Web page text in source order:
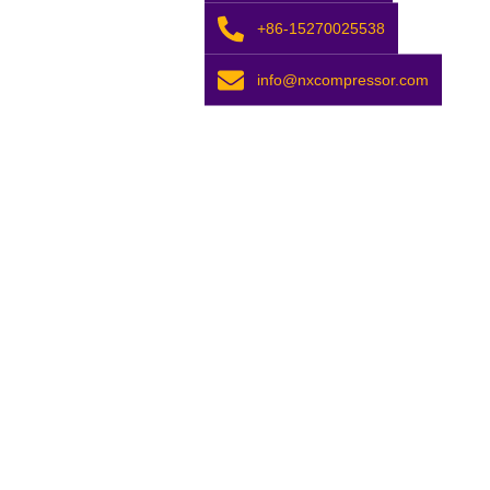
+86-15270025538
info@nxcompressor.com